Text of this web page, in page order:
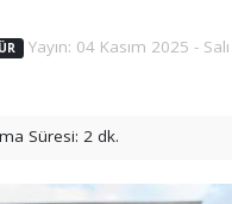
Yayın: 04 Kasım 2025 -
Süresi: 2 dk.